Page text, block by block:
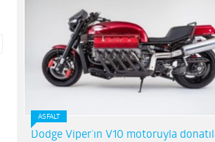
ASFALT
Dodge Viper’ın V10 motoruyla